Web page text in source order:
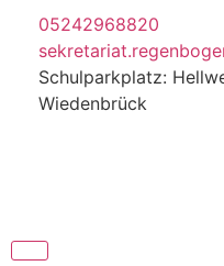
05242968820
Schulparkplatz:
Wiedenbrück